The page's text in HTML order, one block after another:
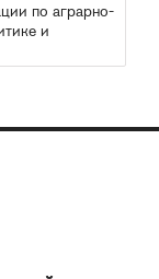
по аграрно-
и